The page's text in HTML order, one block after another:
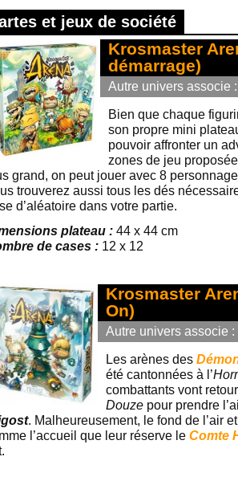
et jeux de société
Krosmaster
démarrage)
Autre univers associe
Bien que chaque
son propre mini
pouvoir affronter un
zones de jeu
grand, on peut jouer avec 8
trouverez aussi tous les dés
d’aléatoire dans votre partie.
plateau : 44 x 44 cm
de cases : 12 x 12
Krosmaster
On)
Autre univers associe :
Les arènes des
été cantonnées à l’
combattants vont
Douze pour prendre
. Malheureusement, le fond de l’air
l’accueil que leur réserve le Comte